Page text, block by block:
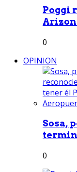
Poggi
0
OPINION
Sosa,
0